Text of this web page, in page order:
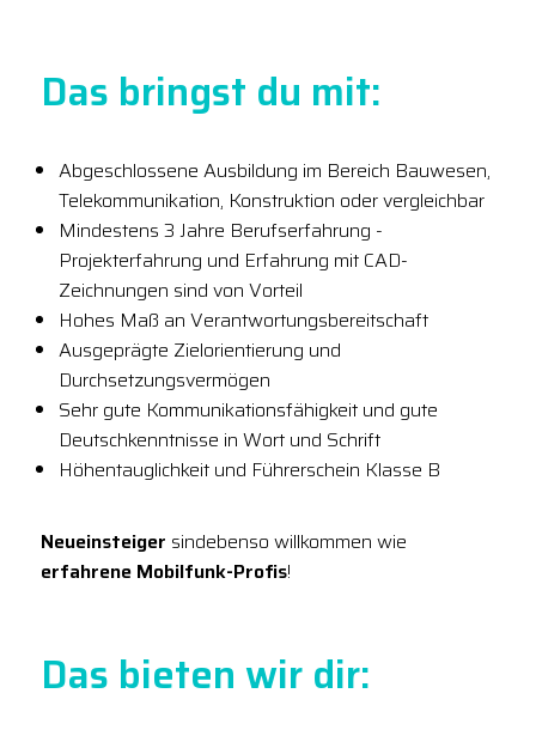
Das bringst du mit:
Abgeschlossene Ausbildung im Bereich Bauwesen,
Telekommunikation, Konstruktion oder vergleichbar
Mindestens 3 Jahre Berufserfahrung -
Projekterfahrung und Erfahrung mit CAD-
Zeichnungen sind von Vorteil
Hohes Maß an Verantwortungsbereitschaft
Ausgeprägte Zielorientierung und
Durchsetzungsvermögen
Sehr gute Kommunikationsfähigkeit und gute
Deutschkenntnisse in Wort und Schrift
Höhentauglichkeit und Führerschein Klasse B
Neueinsteiger sindebenso willkommen wie
erfahrene Mobilfunk-Profis!
Das bieten wir dir: